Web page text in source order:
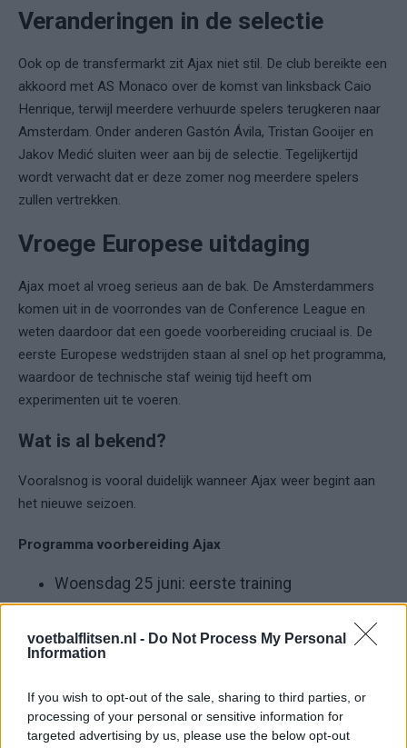
voetbalflitsen.nl - Do Not Process My Personal
Information
If you wish to opt-out of the sale, sharing to third parties, or
processing of your personal or sensitive information for
targeted advertising by us, please use the below opt-out
Veranderingen in de selectie
Ook op de transfermarkt zit Ajax niet stil. De club bereikte een
akkoord met AS Monaco over de komst van linksback Caio
Henrique, terwijl meerdere verhuurde spelers terugkeren naar
Amsterdam. Onder anderen Gastón Ávila, Tristan Gooijer en
Jakov Medić sluiten weer aan bij de selectie. Tegelijkertijd
wordt verwacht dat er deze zomer nog meerdere spelers
zullen vertrekken.
Vroege Europese uitdaging
Ajax moet al vroeg serieus aan de bak. De Amsterdammers
komen uit in de voorrondes van de Conference League en
weten daardoor dat een goede voorbereiding cruciaal is. De
eerste Europese wedstrijden staan al snel op het programma,
waardoor de technische staf weinig tijd heeft om
experimenten uit te voeren.
Wat is al bekend?
Vooralsnog is vooral duidelijk wanneer Ajax weer begint aan
het nieuwe seizoen.
Programma voorbereiding Ajax
Woensdag 25 juni: eerste training
duidelijk over oefenwedstrijden, eventuele trainingskampen en
Nieuw seizoen lonkt